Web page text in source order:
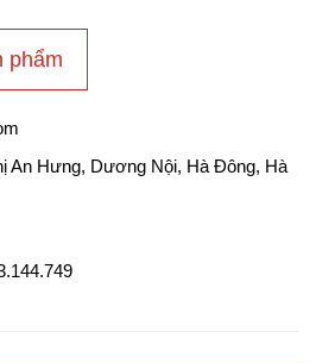
phẩm
An Hưng, Dương Nội, Hà Đông, Hà